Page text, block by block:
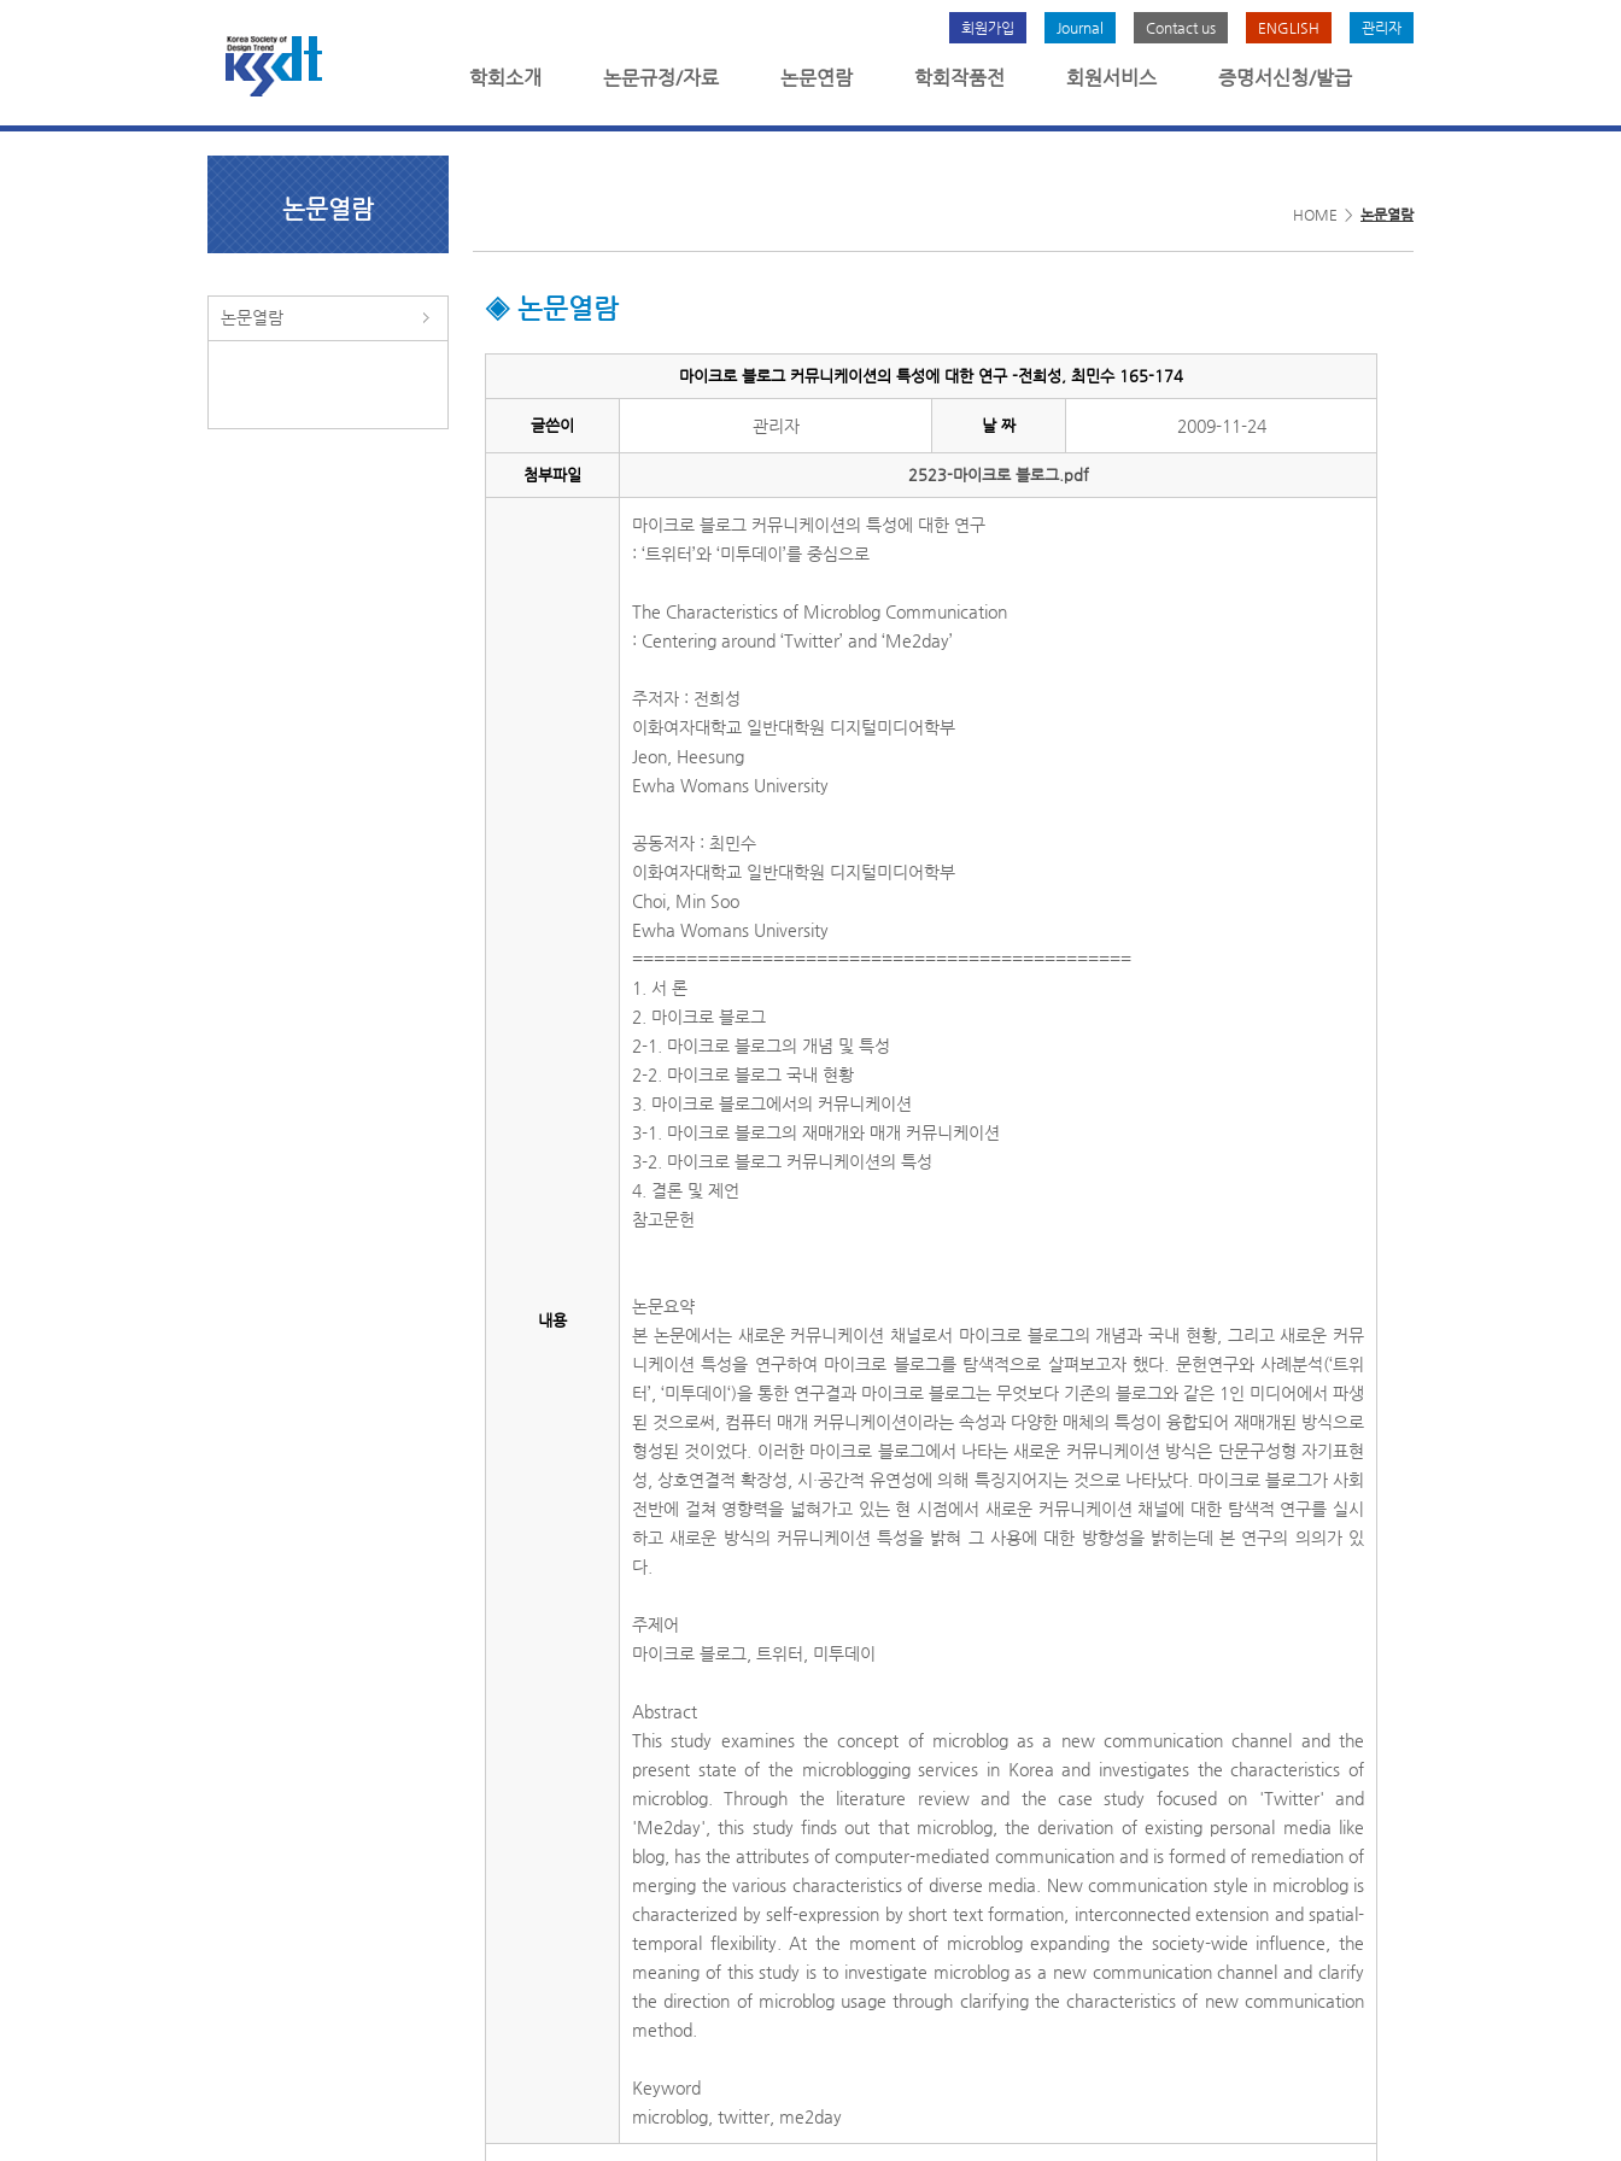
회원가입 Journal Contact us ENGLISH 관리자
학회소개 논문규정/자료 논문연람 학회작품전 회원서비스 증명서신청/발급
논문열람
논문열람
HOME > 논문열람
◈ 논문열람
마이크로 블로그 커뮤니케이션의 특성에 대한 연구 -전희성, 최민수 165-174
글쓴이 관리자 날 짜 2009-11-24
첨부파일 2523-마이크로 블로그.pdf
내용
마이크로 블로그 커뮤니케이션의 특성에 대한 연구
: ‘트위터’와 ‘미투데이’를 중심으로
The Characteristics of Microblog Communication
: Centering around ‘Twitter’ and ‘Me2day’
주저자 : 전희성
이화여자대학교 일반대학원 디지털미디어학부
Jeon, Heesung
Ewha Womans University
공동저자 : 최민수
이화여자대학교 일반대학원 디지털미디어학부
Choi, Min Soo
Ewha Womans University
==============================================
1. 서 론
2. 마이크로 블로그
2-1. 마이크로 블로그의 개념 및 특성
2-2. 마이크로 블로그 국내 현황
3. 마이크로 블로그에서의 커뮤니케이션
3-1. 마이크로 블로그의 재매개와 매개 커뮤니케이션
3-2. 마이크로 블로그 커뮤니케이션의 특성
4. 결론 및 제언
참고문헌
논문요약
본 논문에서는 새로운 커뮤니케이션 채널로서 마이크로 블로그의 개념과 국내 현황, 그리고 새로운 커뮤
니케이션 특성을 연구하여 마이크로 블로그를 탐색적으로 살펴보고자 했다. 문헌연구와 사례분석(‘트위
터’, ‘미투데이‘)을 통한 연구결과 마이크로 블로그는 무엇보다 기존의 블로그와 같은 1인 미디어에서 파생
된 것으로써, 컴퓨터 매개 커뮤니케이션이라는 속성과 다양한 매체의 특성이 융합되어 재매개된 방식으로
형성된 것이었다. 이러한 마이크로 블로그에서 나타는 새로운 커뮤니케이션 방식은 단문구성형 자기표현
성, 상호연결적 확장성, 시·공간적 유연성에 의해 특징지어지는 것으로 나타났다. 마이크로 블로그가 사회
전반에 걸쳐 영향력을 넓혀가고 있는 현 시점에서 새로운 커뮤니케이션 채널에 대한 탐색적 연구를 실시
하고 새로운 방식의 커뮤니케이션 특성을 밝혀 그 사용에 대한 방향성을 밝히는데 본 연구의 의의가 있
다.
주제어
마이크로 블로그, 트위터, 미투데이
Abstract
This study examines the concept of microblog as a new communication channel and the
present state of the microblogging services in Korea and investigates the characteristics of
microblog. Through the literature review and the case study focused on 'Twitter' and
'Me2day', this study finds out that microblog, the derivation of existing personal media like
blog, has the attributes of computer-mediated communication and is formed of remediation of
merging the various characteristics of diverse media. New communication style in microblog is
characterized by self-expression by short text formation, interconnected extension and spatial-
temporal flexibility. At the moment of microblog expanding the society-wide influence, the
meaning of this study is to investigate microblog as a new communication channel and clarify
the direction of microblog usage through clarifying the characteristics of new communication
method.
Keyword
microblog, twitter, me2day